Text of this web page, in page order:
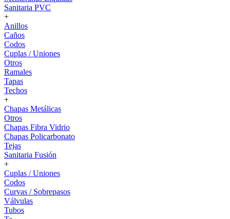
Sanitaria PVC
+
Anillos
Caños
Codos
Cuplas / Uniones
Otros
Ramales
Tapas
Techos
+
Chapas Metálicas
Otros
Chapas Fibra Vidrio
Chapas Policarbonato
Tejas
Sanitaria Fusión
+
Cuplas / Uniones
Codos
Curvas / Sobrepasos
Válvulas
Tubos